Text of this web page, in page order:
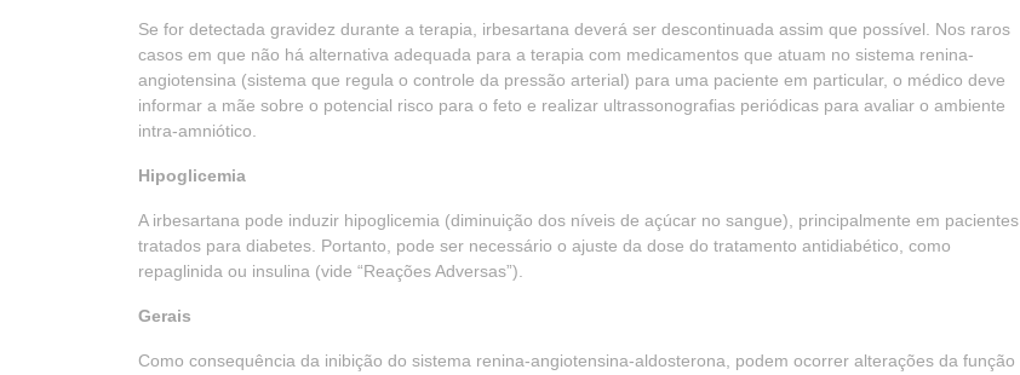
Se for detectada gravidez durante a terapia, irbesartana deverá ser descontinuada assim que possível. Nos raros
casos em que não há alternativa adequada para a terapia com medicamentos que atuam no sistema renina-
angiotensina (sistema que regula o controle da pressão arterial) para uma paciente em particular, o médico deve
informar a mãe sobre o potencial risco para o feto e realizar ultrassonografias periódicas para avaliar o ambiente
intra-amniótico.
Hipoglicemia
A irbesartana pode induzir hipoglicemia (diminuição dos níveis de açúcar no sangue), principalmente em pacientes
tratados para diabetes. Portanto, pode ser necessário o ajuste da dose do tratamento antidiabético, como
repaglinida ou insulina (vide “Reações Adversas”).
Gerais
Como consequência da inibição do sistema renina-angiotensina-aldosterona, podem ocorrer alterações da função